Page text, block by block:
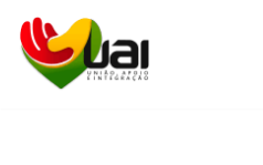
Pular
para